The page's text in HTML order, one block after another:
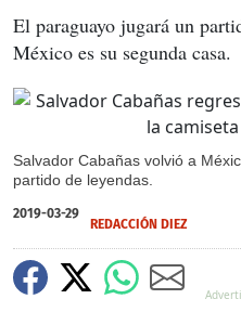
El paraguayo jugará un
México es su segunda casa.
Salvador Cabañas volvió a
partido de leyendas.
2019-03-29
REDACCIÓN DIEZ